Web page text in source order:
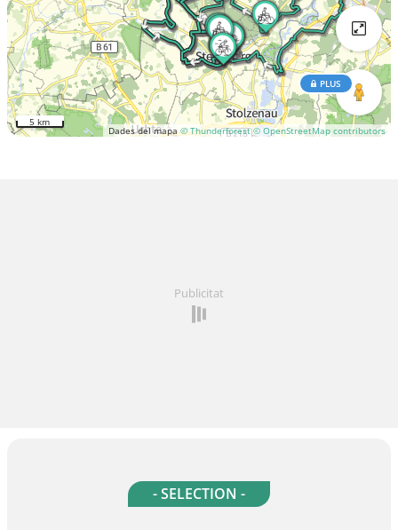
Dades del mapa© Thunderforest © OpenStreetMap contributors
PLUS
5 km
Publicitat
- SELECTION -